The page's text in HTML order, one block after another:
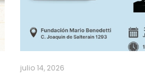
julio 14, 2026